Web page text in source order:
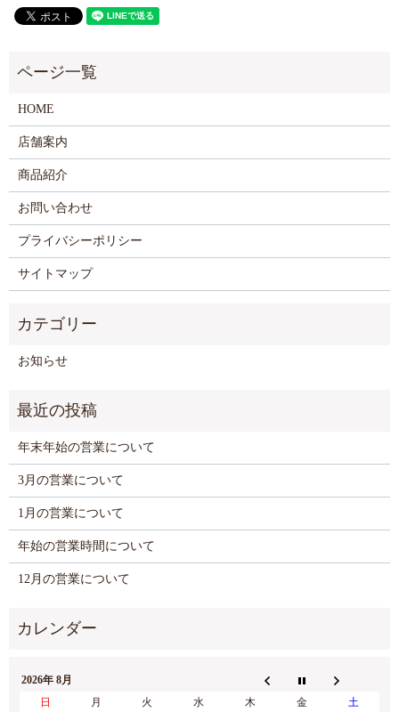
HOME
店舗案内
商品紹介
お問い合わせ
プライバシーポリシー
サイトマップ
お知らせ
年末年始の営業について
3月の営業について
1月の営業について
年始の営業時間について
12月の営業について
2026年 8月
日
月 火 水 木 金 土